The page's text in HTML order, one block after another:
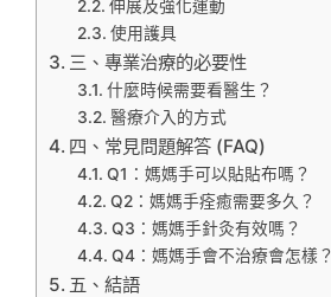
伸展及強化運動
使用護具
三、專業治療的必要性
什麼時候需要看醫生？
醫療介入的方式
四、常見問題解答 (FAQ)
Q1：媽媽手可以貼貼布嗎？
Q2：媽媽手痊癒需要多久？
Q3：媽媽手針灸有效嗎？
Q4：媽媽手會不治療會怎樣？
五、結語